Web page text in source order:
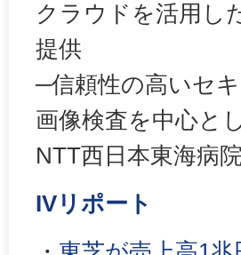
クラウドを活用し
提供
─信頼性の高いセ
画像検査を中心と
NTT西日本東海病
IVリポート